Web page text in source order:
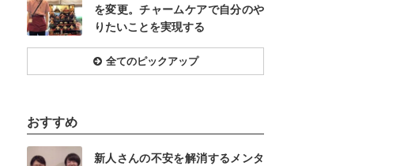
を変更。チャームケアで自分のや
りたいことを実現する
全てのピックアップ
おすすめ
新人さんの不安を解消するメンタ